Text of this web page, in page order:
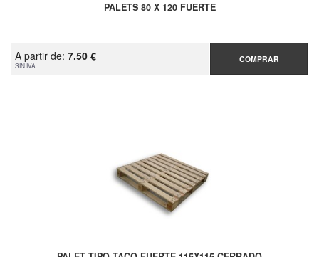
PALETS 80 X 120 FUERTE
A partir de: 7.50 €
SIN IVA
COMPRAR